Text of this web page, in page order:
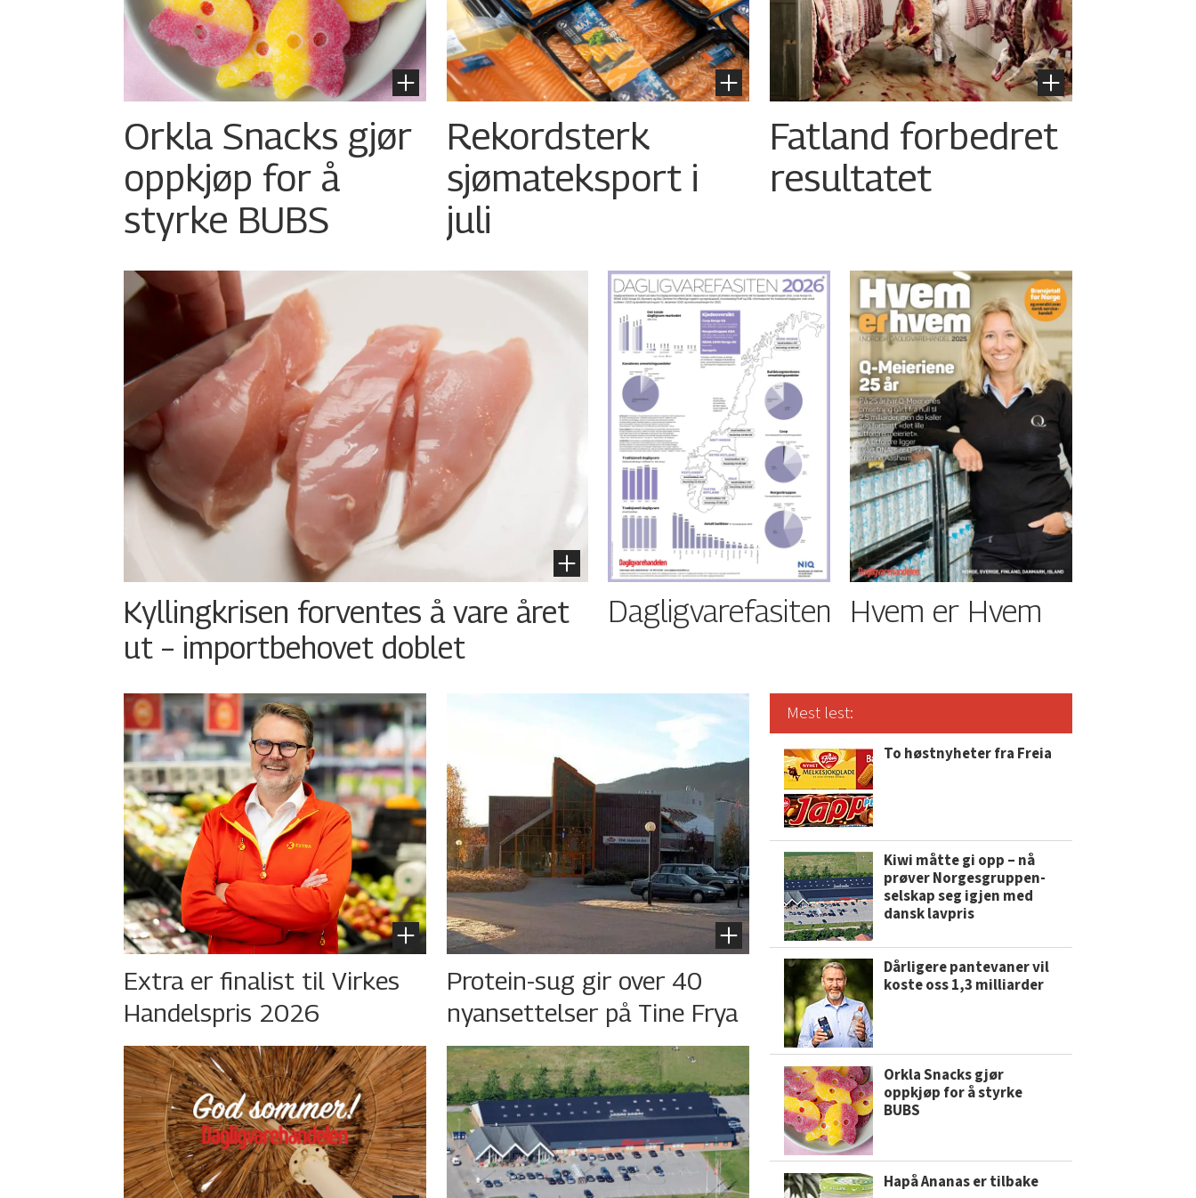
Orkla Snacks gjør
oppkjøp for å
styrke BUBS
Rekordsterk
sjømateksport i
juli
Fatland forbedret
resultatet
Kyllingkrisen forventes å vare året
ut – importbehovet doblet
Dagligvarefasiten Hvem er Hvem
Extra er finalist til Virkes
Handelspris 2026
Protein-sug gir over 40
nyansettelser på Tine Frya
Mest lest:
To høstnyheter fra Freia
Kiwi måtte gi opp – nå
prøver Norgesgruppen-
selskap seg igjen med
dansk lavpris
Dårligere pantevaner vil
koste oss 1,3 milliarder
Orkla Snacks gjør
oppkjøp for å styrke
BUBS
Hapå Ananas er tilbake